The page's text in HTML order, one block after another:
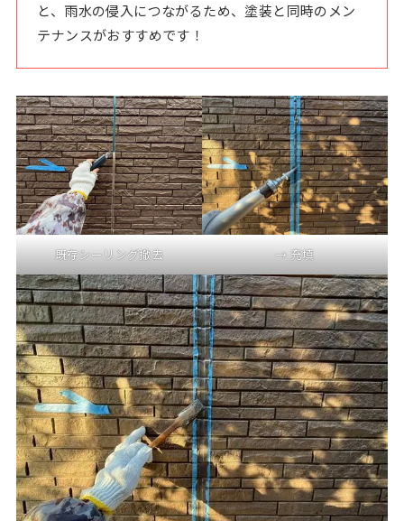
と、雨水の侵入につながるため、塗装と同時のメン
テナンスがおすすめです！
既存シーリング撤去 → 充填